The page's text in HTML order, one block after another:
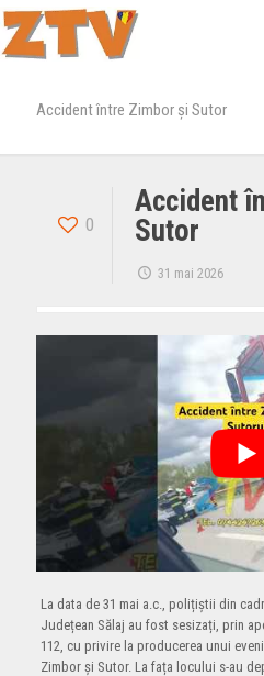
Accident între Zimbor și Sutor
0
Accident
Sutor
31 mai 2026
La data de 31 mai a.c., polițiștii din
Județean Sălaj au fost sesizați, prin
112, cu privire la producerea unui
Zimbor și Sutor. La fața locului s-au